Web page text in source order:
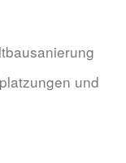
und